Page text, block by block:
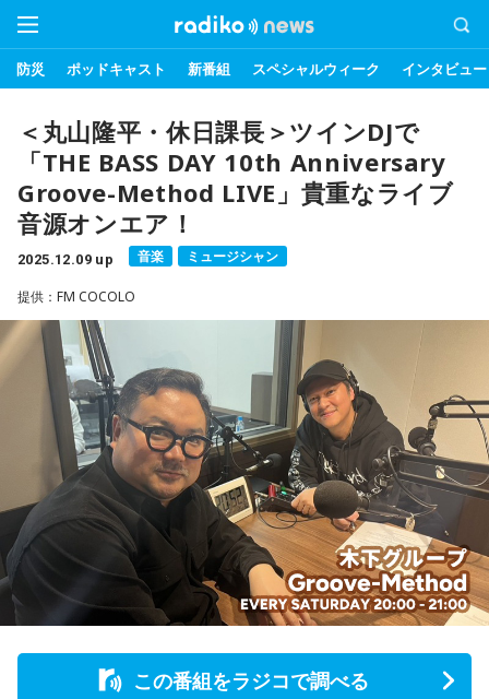
防災 ポッドキャスト 新番組 スペシャルウィーク インタビュー
＜丸山隆平・休日課長＞ツインDJで
「THE BASS DAY 10th Anniversary
Groove-Method LIVE」貴重なライブ
音源オンエア！
2025.12.09 up 音楽 ミュージシャン
提供：FM COCOLO
この番組をラジコで調べる